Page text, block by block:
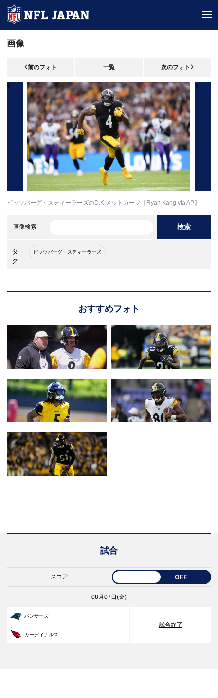
画像
前のフォト 一覧 次のフォト
ピッツバーグ・スティーラーズのD.K.メットカーフ【Ryan Kang via AP】
画像検索 検索
タ
グ
ピッツバーグ・スティーラーズ
おすすめフォト
試合
スコア OFF
08月07日(金)
パンサーズ
試合終了
カーディナルス